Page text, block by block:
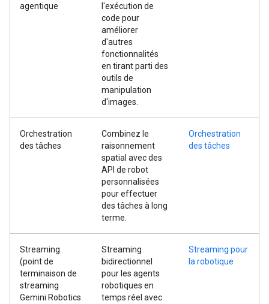
agentique
l'exécution de
code pour
améliorer
d'autres
fonctionnalités
en tirant parti des
outils de
manipulation
d'images.
Orchestration
des tâches
Combinez le
raisonnement
spatial avec des
API de robot
personnalisées
pour effectuer
des tâches à long
terme.
Orchestration
des tâches
Streaming
(point de
terminaison de
streaming
Gemini Robotics
Streaming
bidirectionnel
pour les agents
robotiques en
temps réel avec
Streaming pour
la robotique